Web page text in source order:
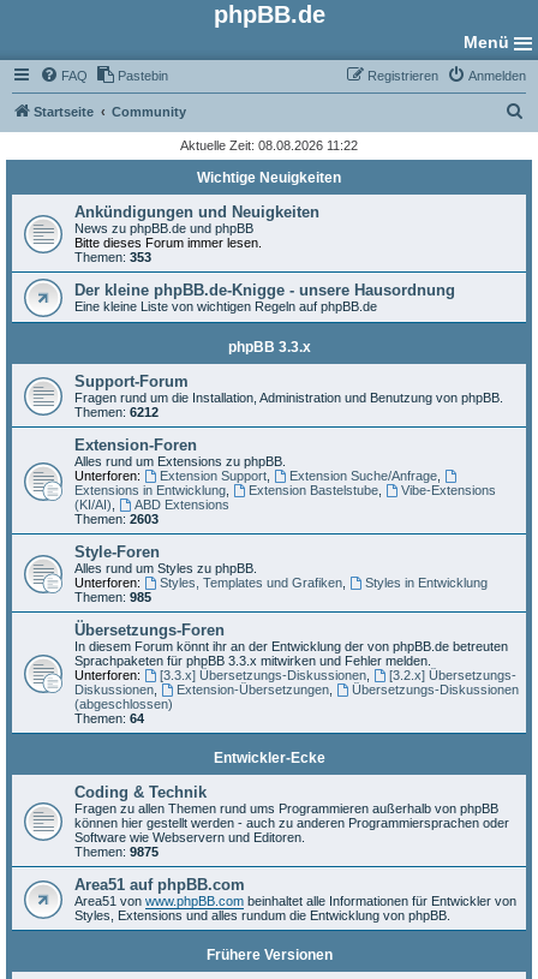
phpBB.de
Menü
FAQ Pastebin Anmelden
Registrieren
Startseite Community
h
Aktuelle Zeit: 08.08.2026 11:22
Wichtige Neuigkeiten
Ankündigungen und Neuigkeiten
News zu phpBB.de und phpBB
Bitte dieses Forum immer lesen.
Themen: 353
Der kleine phpBB.de-Knigge - unsere Hausordnung
Eine kleine Liste von wichtigen Regeln auf phpBB.de
phpBB 3.3.x
Support-Forum
Fragen rund um die Installation, Administration und Benutzung von phpBB.
Themen: 6212
Extension-Foren
Alles rund um Extensions zu phpBB.
Unterforen:
Extension Support, Extension Suche/Anfrage,
Extensions in Entwicklung
Extension Bastelstube,
Vibe-Extensions
(KI/AI)
ABD Extensions
Themen: 2603
Style-Foren
Alles rund um Styles zu phpBB.
Unterforen:
Styles, Templates und Grafiken,
Styles in Entwicklung
Themen: 985
Übersetzungs-Foren
In diesem Forum könnt ihr an der Entwicklung der von phpBB.de betreuten
Sprachpaketen für phpBB 3.3.x mitwirken und Fehler melden.
Unterforen:
[3.3.x] Übersetzungs-Diskussionen,
[3.2.x] Übersetzungs-
Diskussionen
Extension-Übersetzungen,
Übersetzungs-Diskussionen
(abgeschlossen)
Themen: 64
Entwickler-Ecke
Coding & Technik
Fragen zu allen Themen rund ums Programmieren außerhalb von phpBB
können hier gestellt werden - auch zu anderen Programmiersprachen oder
Software wie Webservern und Editoren.
Themen: 9875
Area51 auf phpBB.com
Area51 von www.phpBB.com beinhaltet alle Informationen für Entwickler von
Styles, Extensions und alles rundum die Entwicklung von phpBB.
Frühere Versionen